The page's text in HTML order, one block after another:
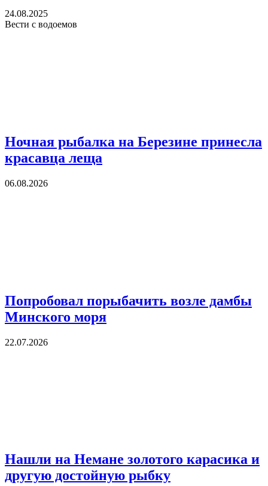
24.08.2025
Вести с водоемов
Ночная рыбалка на Березине принесла
красавца леща
06.08.2026
Попробовал порыбачить возле дамбы
Минского моря
22.07.2026
Нашли на Немане золотого карасика и
другую достойную рыбку